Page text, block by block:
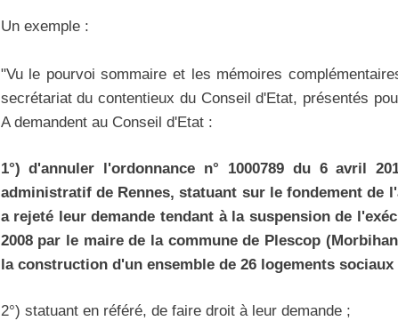
Un exemple :
"Vu le pourvoi sommaire et les mémoires
secrétariat du contentieux du Conseil d'Etat, présentés
A demandent au Conseil d'Etat :
1°) d'annuler l'ordonnance n° 1000789 du 6 avril
administratif de Rennes, statuant sur le fondement de
a rejeté leur demande tendant à la suspension de
2008 par le maire de la commune de Plescop
la construction d'un ensemble de 26 logements sociaux
2°) statuant en référé, de faire droit à leur demande ;